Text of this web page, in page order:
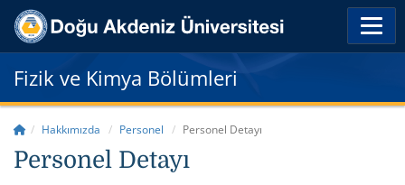
Fizik ve Kimya Bölümleri
Hakkımızda Personel Personel Detayı
Personel Detayı